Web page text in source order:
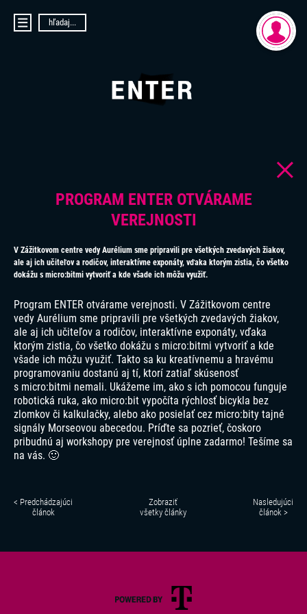
ENTER MICRO:BIT 3D CUP
KONTAKTY
hľadaj...
PROGRAM ENTER OTVÁRAME
VEREJNOSTI
V Zážitkovom centre vedy Aurélium sme pripravili pre všetkých zvedavých žiakov,
ale aj ich učiteľov a rodičov, interaktívne exponáty, vďaka ktorým zistia, čo všetko
dokážu s micro:bitmi vytvoriť a kde všade ich môžu využiť.
Program ENTER otvárame verejnosti. V Zážitkovom centre
vedy Aurélium sme pripravili pre všetkých zvedavých žiakov,
ale aj ich učiteľov a rodičov, interaktívne exponáty, vďaka
ktorým zistia, čo všetko dokážu s micro:bitmi vytvoriť a kde
všade ich môžu využiť. Takto sa ku kreatívnemu a hravému
programovaniu dostanú aj tí, ktorí zatiaľ skúsenosť
s micro:bitmi nemali. Ukážeme im, ako s ich pomocou funguje
robotická ruka, ako micro:bit vypočíta rýchlosť bicykla bez
zlomkov či kalkulačky, alebo ako posielať cez micro:bity tajné
signály Morseovou abecedou. Príďte sa pozrieť, čoskoro
pribudnú aj workshopy pre verejnosť úplne zadarmo! Tešíme sa
na vás. 🙂
< Predchádzajúci
článok
Zobraziť
všetky články
Nasledujúci
článok >